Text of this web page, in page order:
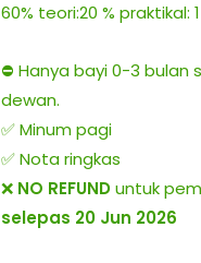
60% teori:20 % praktikal:
⛔️ Hanya bayi 0-3
dewan.
✅ Minum pagi
✅ Nota ringkas
❌ NO REFUNDuntuk
selepas 20 Jun 2026